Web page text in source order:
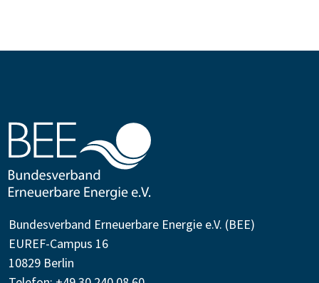
Bundesverband Erneuerbare Energie e.V. (BEE)
EUREF-Campus 16
10829 Berlin